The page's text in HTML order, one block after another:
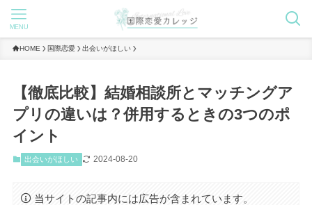
MENU
HOME 国際恋愛 出会いがほしい
【徹底比較】結婚相談所とマッチングア
プリの違いは？併用するときの3つのポ
イント
出会いがほしい 2024-08-20
当サイトの記事内には広告が含まれています。